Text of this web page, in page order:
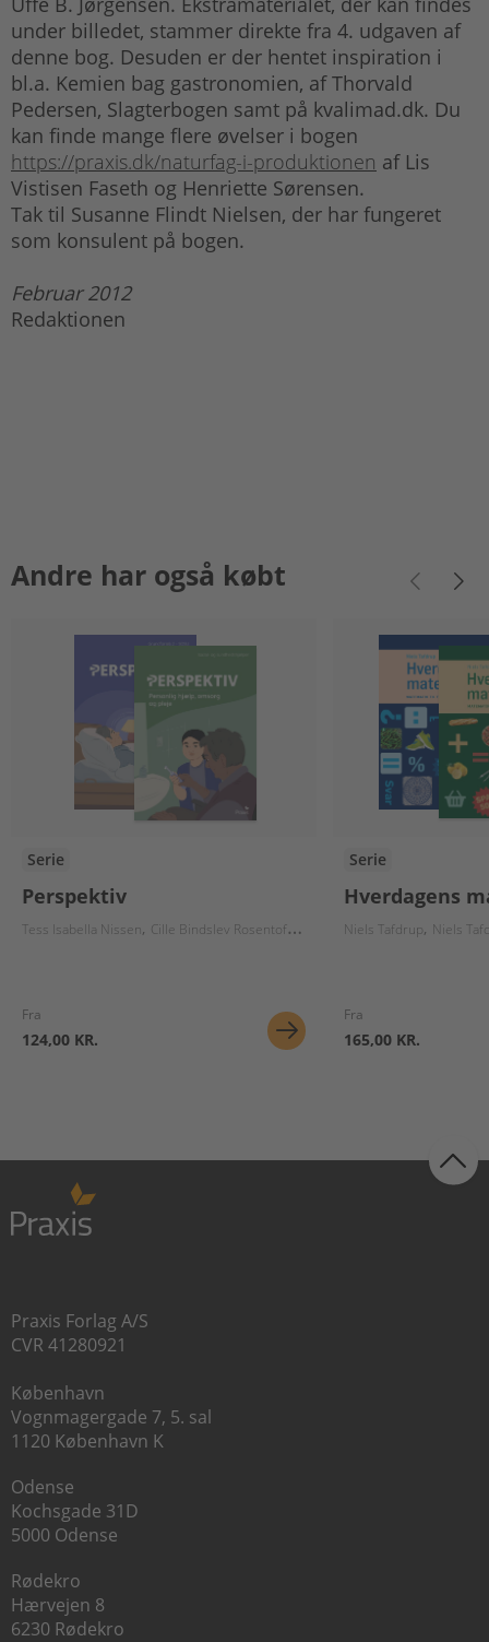
under billedet, stammer direkte fra 4. udgaven af
denne bog. Desuden er der hentet inspiration i
bl.a. Kemien bag gastronomien, af Thorvald
Pedersen, Slagterbogen samt på kvalimad.dk. Du
kan finde mange flere øvelser i bogen
https://praxis.dk/naturfag-i-produktionen af Lis
Vistisen Faseth og Henriette Sørensen.
Tak til Susanne Flindt Nielsen, der har fungeret
som konsulent på bogen.
Februar 2012
Redaktionen
Andre har også købt
Serie
Perspektiv
Tess Isabella Nissen Cille Bindslev Rosentoft Carsten Fog Hansen Carina
Fra
124,00 KR.
Serie
Hverdagens
Niels Tafdrup Niels
Fra
165,00 KR.
Praxis Forlag A/S
CVR 41280921
København
Vognmagergade 7, 5. sal
1120 København K
Odense
Kochsgade 31D
5000 Odense
Rødekro
Hærvejen 8
6230 Rødekro